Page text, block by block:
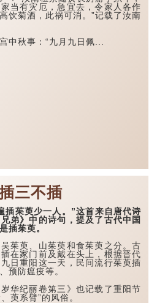
当有灾厄，急宜去，令家人各作
饮菊酒，此祸可消。”记载了汝南
秋事：“九月九日佩...
三不插
茱萸少一人。”这首来自唐代诗
弟》中的诗句，提及了古代中国
插茱萸。
萸、山茱萸和食茱萸之分。古
在家门前及戴在头上，根据晋代
日重阳这一天，民间流行茱萸插
预防瘟疫等。
纪丽卷第三》也记载了重阳节
萸系臂”的风俗。